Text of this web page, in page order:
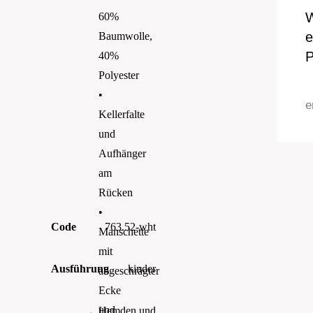
60%
Baumwolle,
40%
Polyester
•
Kellerfalte
und
Aufhänger
am
Rücken
•
Manschette
mit
abgeschrägter
Ecke
und
Code 763.52-wht
Ausführung kinder
Hemden und